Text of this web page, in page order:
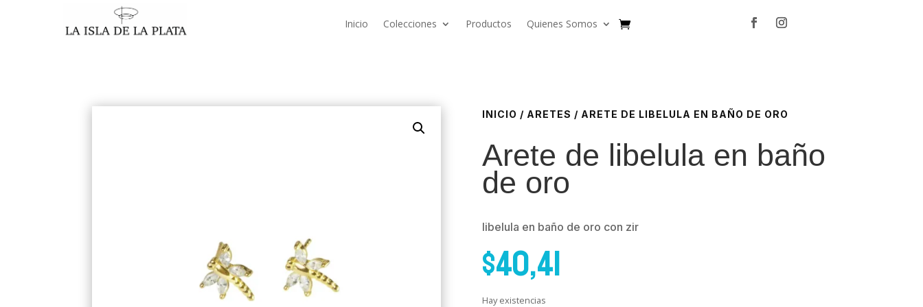
Inicio Colecciones Productos Quienes Somos
INICIO / ARETES / ARETE DE LIBELULA EN BAÑO DE ORO
Arete de libelula en baño
de oro
libelula en baño de oro con zir
$40,41
Hay existencias